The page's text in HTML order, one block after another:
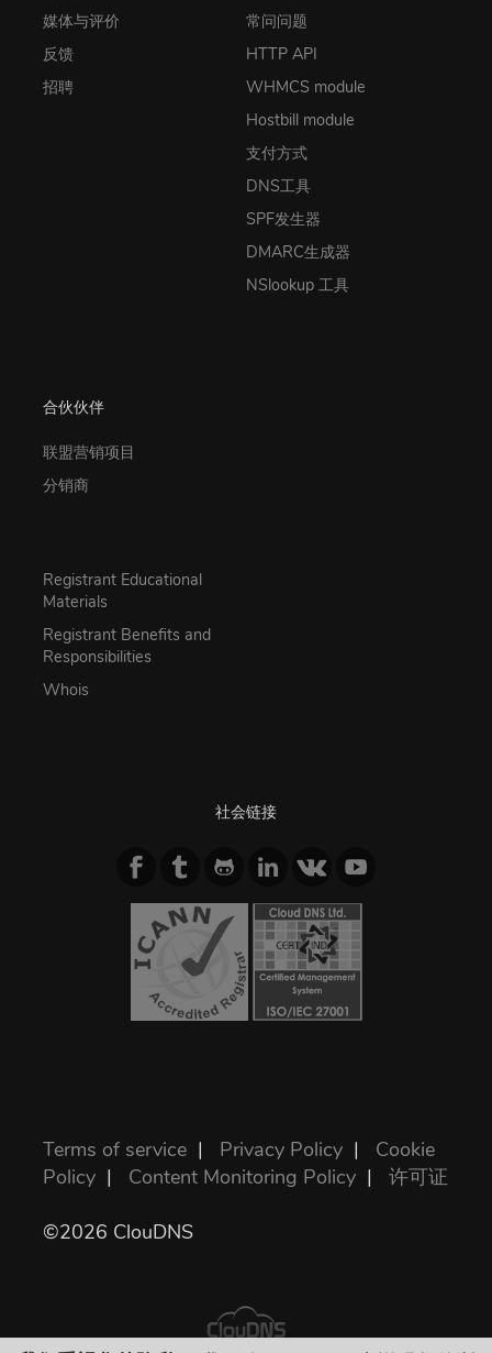
媒体与评价
反馈
招聘
常问问题
HTTP API
WHMCS module
Hostbill module
支付方式
DNS工具
SPF发生器
DMARC生成器
NSlookup 工具
合伙伙伴
联盟营销项目
分销商
Registrant Educational
Materials
Registrant Benefits and
Responsibilities
Whois
社会链接
Terms of service | Privacy Policy | Cookie
Policy | Content Monitoring Policy | 许可证
©2026 ClouDNS